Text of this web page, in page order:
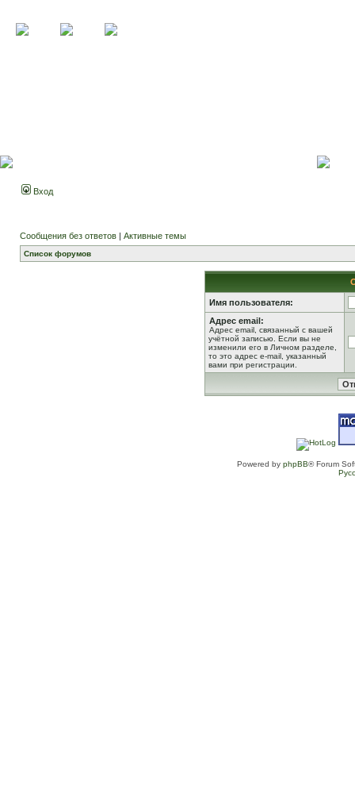
Вход
Сообщения без ответов | Активные темы
Список форумов
Имя пользователя:
Адрес email:
Адрес email, связанный с вашей
учётной записью. Если вы не
изменили его в Личном разделе,
то это адрес e-mail, указанный
вами при регистрации.
Powered by phpBB® Forum